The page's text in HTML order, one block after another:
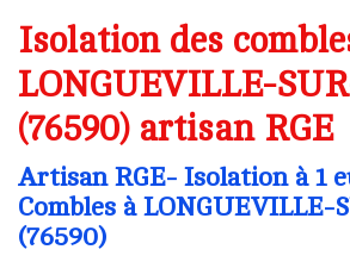
Isolation des
LONGUEVILLE-
(76590) artisan RGE
Artisan RGE- Isolation à 1
Combles à LONGUEVILLE-
(76590)